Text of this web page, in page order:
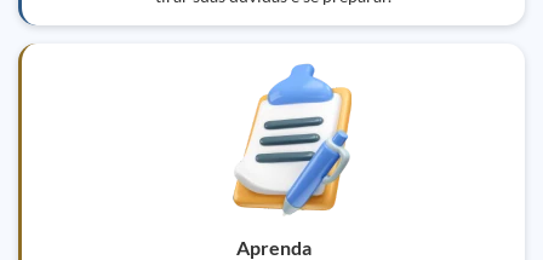
Aprenda